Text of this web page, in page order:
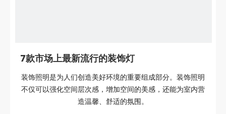
7款市场上最新流行的装饰灯
装饰照明是为人们创造美好环境的重要组成部分。装饰照明
不仅可以强化空间层次感，增加空间的美感，还能为室内营
造温馨、舒适的氛围。